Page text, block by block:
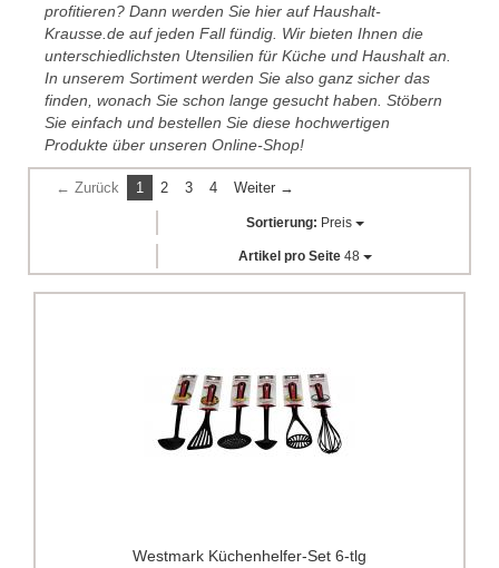
profitieren? Dann werden Sie hier auf Haushalt-
Krausse.de auf jeden Fall fündig. Wir bieten Ihnen die
unterschiedlichsten Utensilien für Küche und Haushalt an.
In unserem Sortiment werden Sie also ganz sicher das
finden, wonach Sie schon lange gesucht haben. Stöbern
Sie einfach und bestellen Sie diese hochwertigen
Produkte über unseren Online-Shop!
← Zurück 1 2 3 4 Weiter →
Sortierung: Preis
Artikel pro Seite 48
Westmark Küchenhelfer-Set 6-tlg